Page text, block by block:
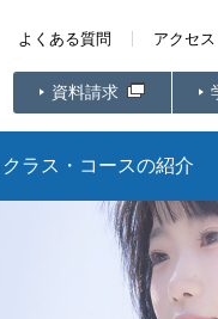
よくある質問 アクセス
資料請求
クラス・コースの紹介